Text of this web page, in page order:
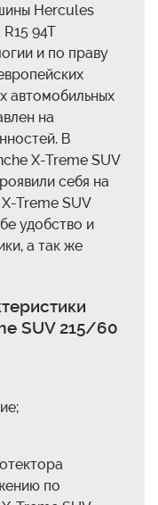
Hercules
94T
и по праву
автомобильных
на
В
X-Treme SUV
себя на
Treme SUV
удобство и
а так же
SUV 215/60
по